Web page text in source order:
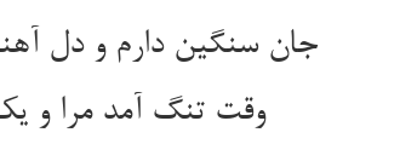
وقت تنگ آمد مرا و یک نفس ** پادشاهی کن مرا فریاد رس